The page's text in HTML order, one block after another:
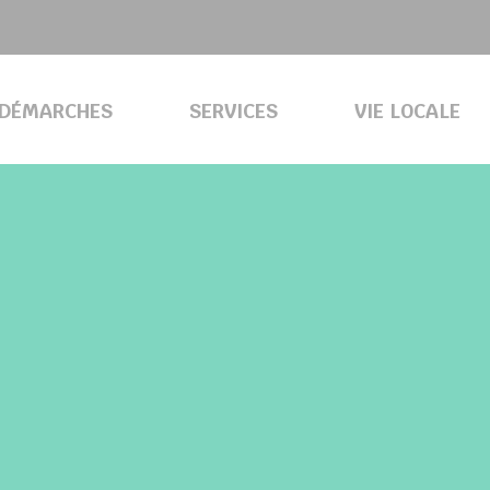
DÉMARCHES SERVICES VIE LOCALE